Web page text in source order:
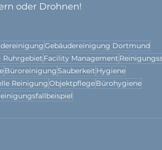
oder Drohnen!
Gebäudereinigung Dortmund
Ruhrgebiet Facility Management
Büroreinigung Sauberkeit Hygiene
ReinigungObjektpflegeBürohygiene